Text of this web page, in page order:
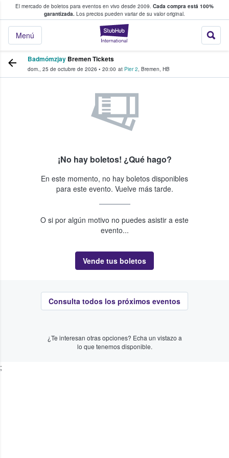
El mercado de boletos para eventos en vivo desde 2009. Cada compra está 100%
garantizada. Los precios pueden variar de su valor original.
StubHub: donde
Menú
fans compran y venden boletos
Badmómzjay Bremen Tickets
dom., 25 de octubre de 2026 • 20:00 at Pier 2, Bremen, HB
¡No hay boletos! ¿Qué hago?
En este momento, no hay boletos disponibles
para este evento. Vuelve más tarde.
O si por algún motivo no puedes asistir a este
evento...
Vende tus boletos
Consulta todos los próximos eventos
¿Te interesan otras opciones? Echa un vistazo a
lo que tenemos disponible.
;